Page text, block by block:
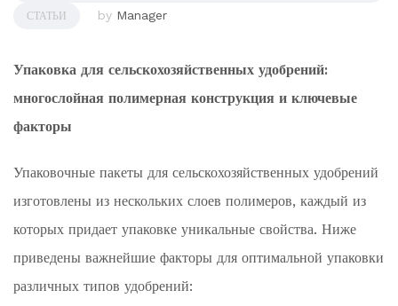
СТАТЬИ by Manager
Упаковка для сельскохозяйственных удобрений:
многослойная полимерная конструкция и ключевые
факторы
Упаковочные пакеты для сельскохозяйственных удобрений
изготовлены из нескольких слоев полимеров, каждый из
которых придает упаковке уникальные свойства. Ниже
приведены важнейшие факторы для оптимальной упаковки
различных типов удобрений: